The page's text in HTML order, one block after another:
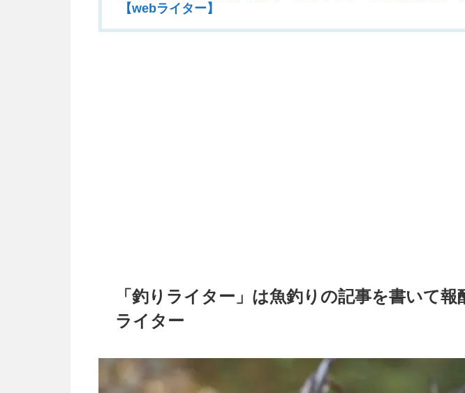
【webライター】
「釣りライター」は魚釣りの記事を書いて報
ライター